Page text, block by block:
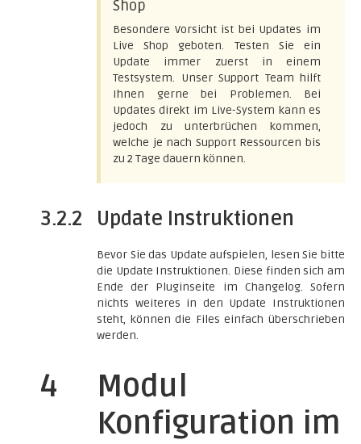
Shop
Besondere Vorsicht ist bei Updates im
Live Shop geboten. Testen Sie ein
Update immer zuerst in einem
Testsystem. Unser Support Team hilft
Ihnen gerne bei Problemen. Bei
Updates direkt im Live-System kann es
jedoch zu unterbrüchen kommen,
welche je nach Support Ressourcen bis
zu 2 Tage dauern können.
3.2.2 Update Instruktionen
Bevor Sie das Update aufspielen, lesen Sie bitte
die Update Instruktionen. Diese finden sich am
Ende der Pluginseite im Changelog. Sofern
nichts weiteres in den Update Instruktionen
steht, können die Files einfach überschrieben
werden.
4
Modul
Konfiguration im